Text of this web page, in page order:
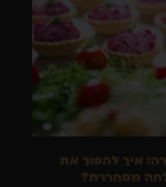
איך להפוך את
מסחררת?